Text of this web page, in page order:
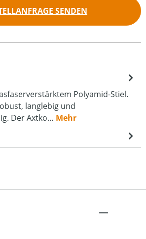
SENDEN
Polyamid-Stiel.
langlebig und
Der Axtko… Mehr